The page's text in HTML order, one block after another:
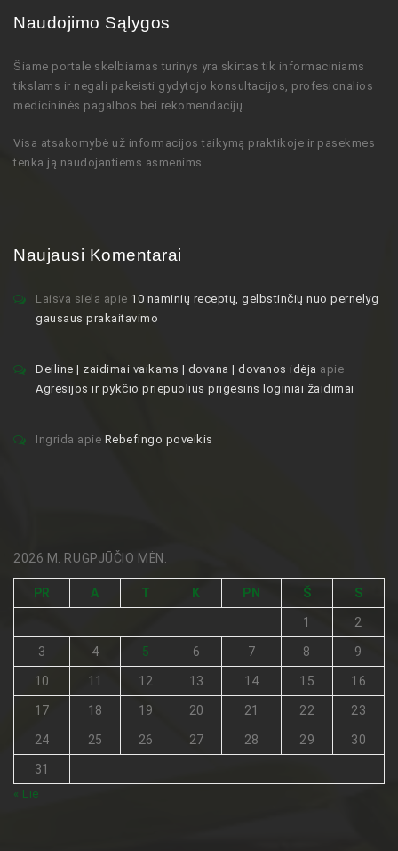
Naudojimo Sąlygos
Šiame portale skelbiamas turinys yra skirtas tik informaciniams
tikslams ir negali pakeisti gydytojo konsultacijos, profesionalios
medicininės pagalbos bei rekomendacijų.
Visa atsakomybė už informacijos taikymą praktikoje ir pasekmes
tenka ją naudojantiems asmenims.
Naujausi Komentarai
Laisva siela apie 10 naminių receptų, gelbstinčių nuo pernelyg
gausaus prakaitavimo
Deiline | zaidimai vaikams | dovana | dovanos idėja apie
Agresijos ir pykčio priepuolius prigesins loginiai žaidimai
Ingrida apie Rebefingo poveikis
2026 M. RUGPJŪČIO MĖN.
PR A T K PN Š S
1 2
3 4 5 6 7 8 9
10 11 12 13 14 15 16
17 18 19 20 21 22 23
24 25 26 27 28 29 30
31
« Lie